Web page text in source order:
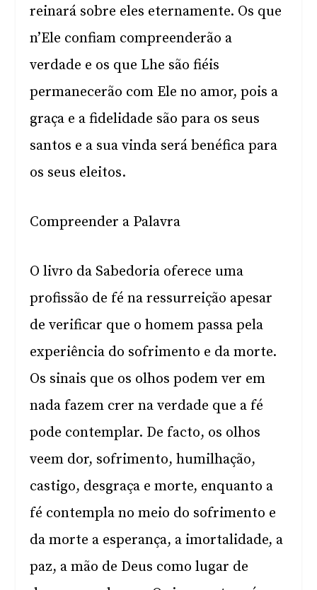
reinará sobre eles eternamente. Os que
n’Ele confiam compreenderão a
verdade e os que Lhe são fiéis
permanecerão com Ele no amor, pois a
graça e a fidelidade são para os seus
santos e a sua vinda será benéfica para
os seus eleitos.
Compreender a Palavra
O livro da Sabedoria oferece uma
profissão de fé na ressurreição apesar
de verificar que o homem passa pela
experiência do sofrimento e da morte.
Os sinais que os olhos podem ver em
nada fazem crer na verdade que a fé
pode contemplar. De facto, os olhos
veem dor, sofrimento, humilhação,
castigo, desgraça e morte, enquanto a
fé contempla no meio do sofrimento e
da morte a esperança, a imortalidade, a
paz, a mão de Deus como lugar de